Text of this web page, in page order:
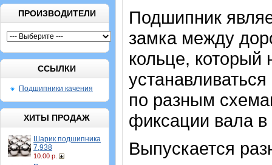
ПРОИЗВОДИТЕЛИ
ССЫЛКИ
Подшипники качения
ХИТЫ ПРОДАЖ
Шарик подшипника
7,938
10.00 р.
Подшипник
замка между
кольце,
по разным
фиксации вала
Выпускается